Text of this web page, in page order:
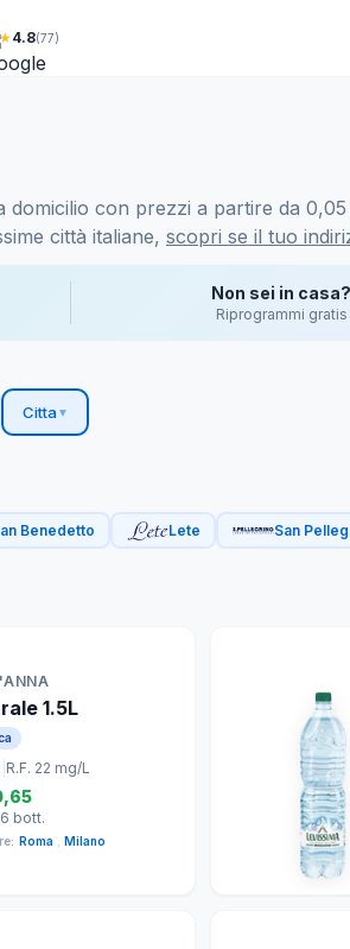
4.8(77)
domicilio con prezzi a partire da
città italiane, scopri se il tuo
Non sei in casa?
Riprogrammi gratis
Citta▼
Benedetto Lete San
1.5L
R.F. 22 mg/L
bott.
Roma Milano